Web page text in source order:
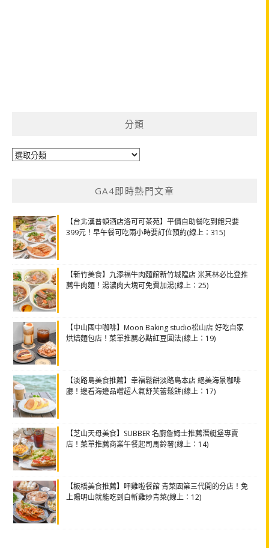
分類
分
GA4即時熱門文章
【台北漢普頓酒店洛可可茶苑】平價自助餐吃到飽只要
399元！早午餐可吃兩小時要訂位預約(線上：315)
【新竹美食】九添福牛肉麵館新竹城隍店 米其林必比登推
薦牛肉麵！湯濃肉大塊可免費加湯(線上：25)
【中山國中咖啡】Moon Baking studio松山店 好吃自家
烘焙麵包店！菜單推薦必點紅豆圓法(線上：19)
【淡路島美食推薦】幸福鬆餅淡路島本店 絕美海景咖啡
廳！邊看海邊品嚐超人氣舒芙蕾鬆餅(線上：17)
【芝山天母美食】SUBBER 名廚詹姆士推薦潛艇堡專賣
店！菜單推薦商業午餐起司馬鈴薯(線上：14)
【板橋美食推薦】呷雞啦餐館 青菜園第三代開的分店！免
上陽明山就能吃到白斬雞炒青菜(線上：12)